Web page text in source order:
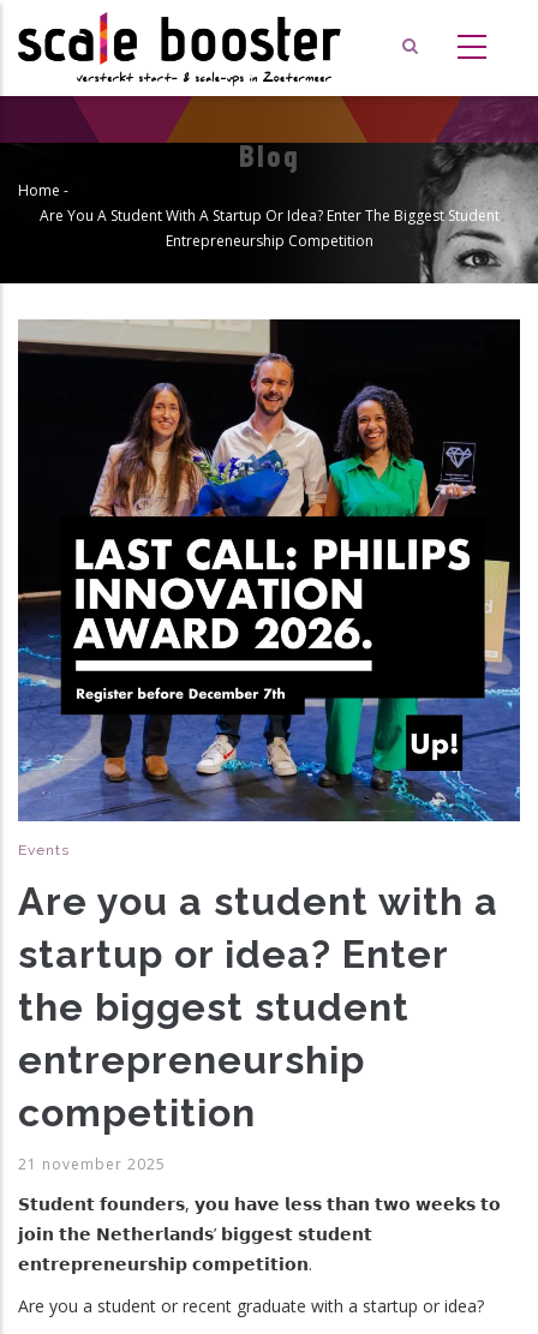
en
Blog
Kruimelpad
Home -
Are You A Student With A Startup Or Idea? Enter The Biggest Student
Entrepreneurship Competition
Events
Are you a student with a
startup or idea? Enter
the biggest student
entrepreneurship
competition
21 november 2025
𝗦𝘁𝘂𝗱𝗲𝗻𝘁 𝗳𝗼𝘂𝗻𝗱𝗲𝗿𝘀, 𝘆𝗼𝘂 𝗵𝗮𝘃𝗲 𝗹𝗲𝘀𝘀 𝘁𝗵𝗮𝗻 𝘁𝘄𝗼 𝘄𝗲𝗲𝗸𝘀 𝘁𝗼
𝗷𝗼𝗶𝗻 𝘁𝗵𝗲 𝗡𝗲𝘁𝗵𝗲𝗿𝗹𝗮𝗻𝗱𝘀’ 𝗯𝗶𝗴𝗴𝗲𝘀𝘁 𝘀𝘁𝘂𝗱𝗲𝗻𝘁
𝗲𝗻𝘁𝗿𝗲𝗽𝗿𝗲𝗻𝗲𝘂𝗿𝘀𝗵𝗶𝗽 𝗰𝗼𝗺𝗽𝗲𝘁𝗶𝘁𝗶𝗼𝗻.
Are you a student or recent graduate with a startup or idea?